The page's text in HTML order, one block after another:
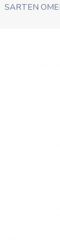
SARTEN